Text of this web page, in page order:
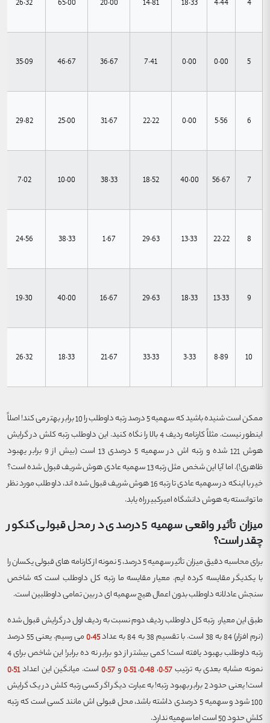
5
0.00
0.00
7.41
36.67
46.67
35.09
6
5.56
0.00
22.22
31.67
25.00
29.82
7
56.67
40.00
18.52
38.33
10.00
7.02
8
22.22
13.33
29.63
1.67
38.33
24.56
9
13.33
18.33
29.63
16.67
40.00
19.30
10
8.89
3.33
33.33
21.67
18.33
26.32
ممکن است شنیده باشید که سهمیه 5 درصد رتبه داوطلب را 10 برابر بهتر می کند! اصلاً
اینطور نیست. مثلاً کارنامه ردیف 4 بالا را نگاه کنید. این داوطلب رتبه کلش در گرایش
هوش 121 شده و رتبه اش در سهمیه 5 درصدی 13 است (بیش از 9 برابر یهبود
ظاهری!). اما آیا این شخص مثل رتبه 13 سهمیه عادی هوش شریف قبول شده است؟
خیر با اینکه در سهمیه عادی تا رتبه 16 هوش شریف قبول شده اند، داوطلب مورد نظر
ما توانسته به هوش دانشگاه امیرکبیر راه یابد.
میزان تأثیر واقعی سهمیه 5 درصدی در محل قبولی کنکور
چقدر است؟
برای محاسبه دقیق میزان تأثیر سهمیه 5 درصد، 5 نمونه از کارنامه های قبولی یکسان را
با یکدیگر مقایسه کرده ایم. معیار مقایسه ما رتبه کل داوطلب است که شاخص
سنجش عادلانه داوطلب بدون اعمال هیچ سهمیه ای در بین تمامی داوطلبین است.
طبق این معیار، رتبه کل داوطلب ردیف دوم نسبت به ردیف اول در گرایش قبول شده
(نرم افزار) 84 به 38 است. با تقسیم 38 به 84 به عداد
0.45
می رسیم. یعنی 55 درصد
رتبه داوطلب بهبود یافته است! کمی بیشتر از دو برابر نه ده برابر! این شاخص برای 4
نمونه مشابه بعدی به ترتیب0.57، 0.48،0.51و0.57 است. میانگین این اعداد0.51
است! یعنی حدود 2 برابر بهبود رتبه! به عبارت دیگر اگر کسی رتبه کلش در یک گرایش
100 شود و سهمیه 5 درصدی داشته باشد، محل قبولی اش مانند کسی است که رتبه
کلش حدود 50 است اما سهمیه ندارد.